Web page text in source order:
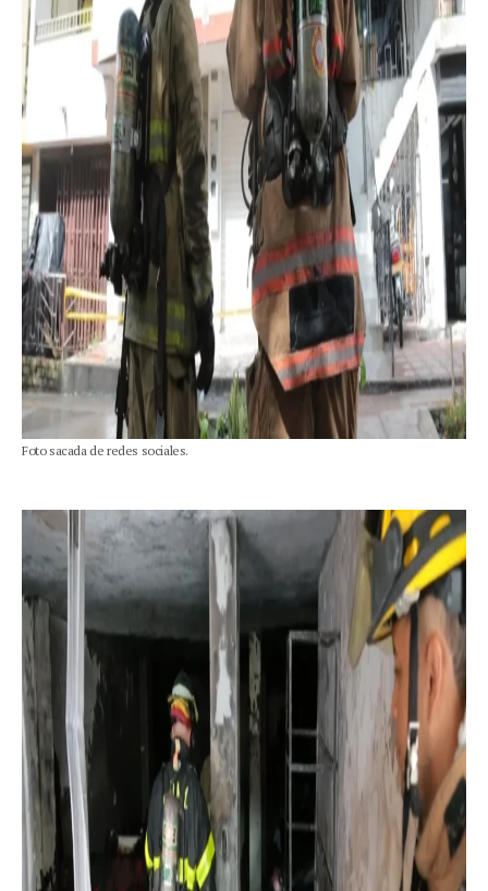
Foto sacada de redes sociales.